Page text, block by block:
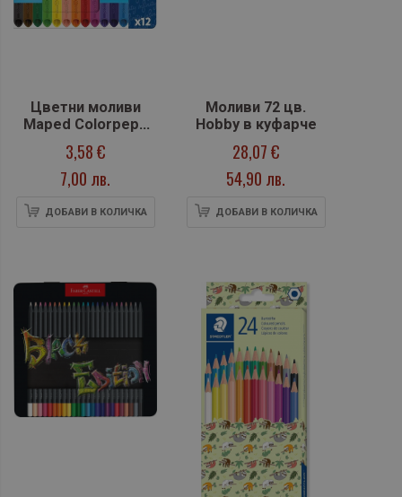
Цветни моливи
Maped Colorpeps
Infinity - 12 цвята
3,58 €
7,00 лв.
ДОБАВИ В КОЛИЧКА
Моливи 72 цв.
Hobby в куфарче
28,07 €
54,90 лв.
ДОБАВИ В КОЛИЧКА